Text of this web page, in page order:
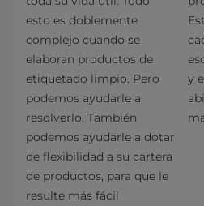
esto es doblemente
complejo cuando se
elaboran productos de
etiquetado limpio. Pero
podemos ayudarle a
resolverlo. También
podemos ayudarle a dotar
de flexibilidad a su cartera
de productos, para que le
resulte más fácil
y